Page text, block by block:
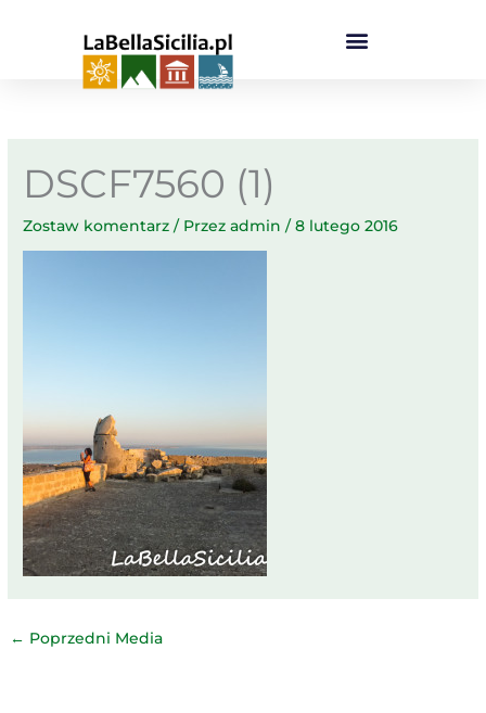
DSCF7560 (1)
Zostaw komentarz / Przezadmin/8 lutego 2016
← Poprzedni Media